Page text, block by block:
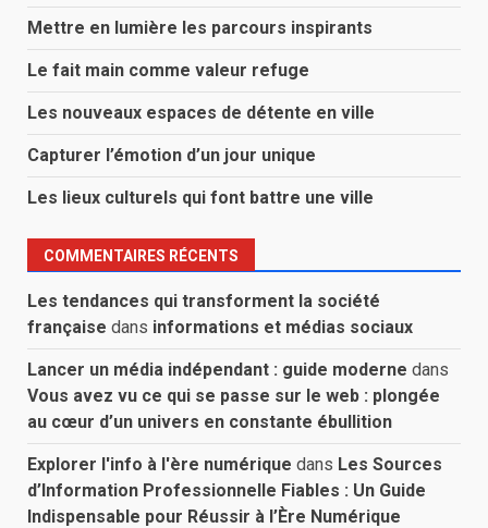
Mettre en lumière les parcours inspirants
Le fait main comme valeur refuge
Les nouveaux espaces de détente en ville
Capturer l’émotion d’un jour unique
Les lieux culturels qui font battre une ville
COMMENTAIRES RÉCENTS
Les tendances qui transforment la société
française dans informations et médias sociaux
Lancer un média indépendant : guide moderne dans
Vous avez vu ce qui se passe sur le web : plongée
au cœur d’un univers en constante ébullition
Explorer l'info à l'ère numérique dans Les Sources
d’Information Professionnelle Fiables : Un Guide
Indispensable pour Réussir à l’Ère Numérique